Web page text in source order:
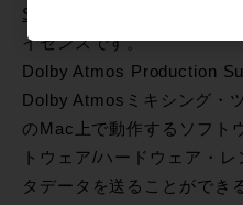
Suite のライセンス x3
イセンスです。
Dolby Atmos Production
Dolby Atmosミキシング・
のMac上で動作するソフト
トウェア/ハードウェア・
タデータを送ることができ